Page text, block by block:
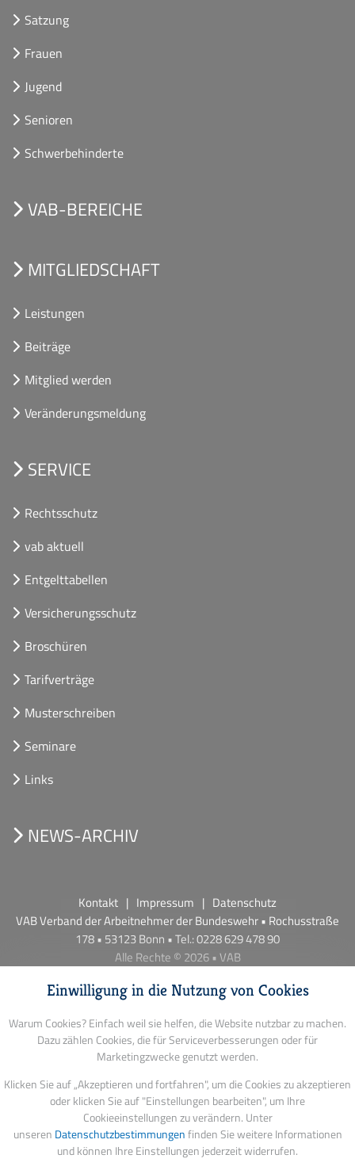
Einwilligung in die Nutzung von Cookies
Warum Cookies? Einfach weil sie helfen, die Website nutzbar zu machen.
Dazu zählen Cookies, die für Serviceverbesserungen oder für
Marketingzwecke genutzt werden.
Klicken Sie auf „Akzeptieren und fortfahren", um die Cookies zu akzeptieren
oder klicken Sie auf "Einstellungen bearbeiten", um Ihre
Cookieeinstellungen zu verändern. Unter
unseren Datenschutzbestimmungenfinden Sie weitere Informationen
und können Ihre Einstellungen jederzeit widerrufen.
Satzung
Frauen
Jugend
Senioren
Schwerbehinderte
VAB-BEREICHE
MITGLIEDSCHAFT
Leistungen
Beiträge
Mitglied werden
Veränderungsmeldung
SERVICE
Rechtsschutz
vab aktuell
Entgelttabellen
Versicherungsschutz
Broschüren
Tarifverträge
Musterschreiben
Seminare
Links
NEWS-ARCHIV
Kontakt Impressum
Datenschutz
VAB Verband der Arbeitnehmer der Bundeswehr • Rochusstraße
178 • 53123 Bonn • Tel.: 0228 629 478 90
Alle Rechte © 2026 • VAB